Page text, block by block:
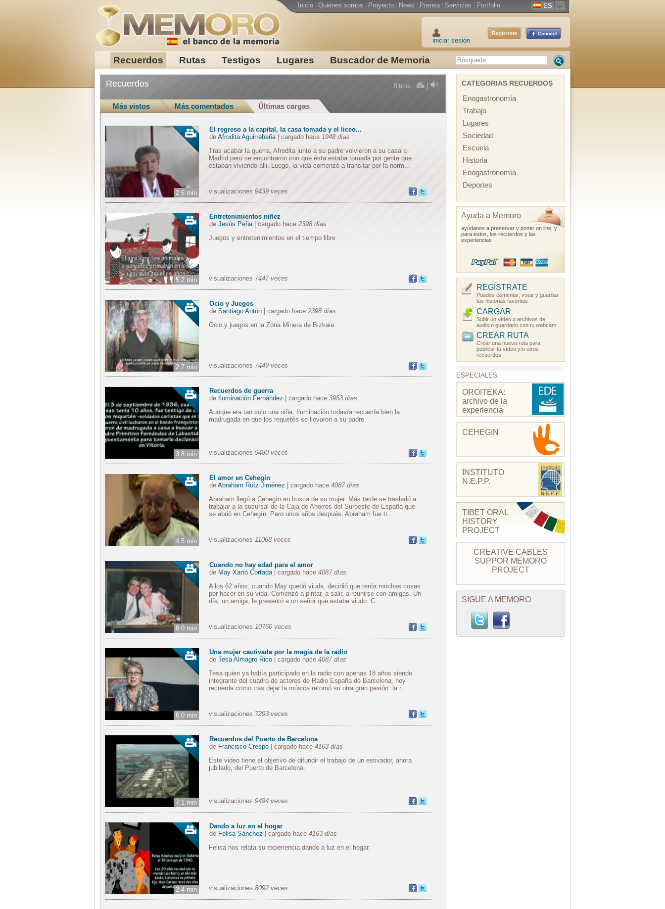
Recuerdos Rutas Testigos Lugares Buscador de Memoria
Inicio Quiénes somos Proyecto News Prensa Servicios Portfolio ES
iniciar sesión
Regístrate
Recuerdos filtros : |
Más vistos Más comentados Últimas cargas
2.6 min
El regreso a la capital, la casa tomada y el liceo...
de Afrodita Aguirrebeña| cargado hace 1948 días
Tras acabar la guerra, Afrodita junto a su padre volvieron a su casa a
Madrid pero se encontraron con que ésta estaba tomada por gente que
estaban viviendo alli. Luego, la vida comenzó a transitar por la norm...
visualizaciones 9439 veces
5.2 min
Entretenimientos niñez
de Jesús Peña| cargado hace 2398 días
Juegos y entretenimientos en el tiempo libre
visualizaciones 7447 veces
2.7 min
Ocio y Juegos
de Santiago Antón| cargado hace 2398 días
Ocio y juegos en la Zona Minera de Bizkaia
visualizaciones 7449 veces
3.8 min
Recuerdos de guerra
de
Iluminación Fernández | cargado hace 3953 días
Aunque era tan solo una niña, Iluminación todavía recuerda bien la
madrugada en que los requetés se llevaron a su padre.
visualizaciones 9480 veces
4.5 min
El amor en Cehegín
de Abraham Ruíz Jiménez | cargado hace 4087 días
Abraham llegó a Cehegín en busca de su mujer. Más tarde se trasladó a
trabajar a la sucursal de la Caja de Ahorros del Suroeste de España que
se abrió en Cehegín. Pero unos años después, Abraham fue tr...
visualizaciones 11068 veces
8.0 min
Cuando no hay edad para el amor
de May Xartó Cortada| cargado hace 4087 días
A los 62 años, cuando May quedó viuda, decidió que tenía muchas cosas
por hacer en su vida. Comenzó a pintar, a salir, a reunirse con amigas. Un
día, un amiga, le presentó a un señor que estaba viudo. C...
visualizaciones 10760 veces
6.0 min
Una mujer cautivada por la magia de la radio
de Tesa Almagro Rico| cargado hace 4087 días
Tesa quien ya había participado en la radio con apenas 18 años siendo
integrante del cuadro de actores de Radio España de Barcelona, hoy
recuerda como tras dejar la música retomó su otra gran pasión: la r...
visualizaciones 7293 veces
7.1 min
Recuerdos del Puerto de Barcelona
de Francisco Crespo| cargado hace 4163 días
Este video tiene el objetivo de difundir el trabajo de un estivador, ahora
jubilado, del Puerto de Barcelona.
visualizaciones 9494 veces
2.4 min
Dando a luz en el hogar
de Felisa Sánchez | cargado hace 4163 días
Felisa nos relata su experiencia dando a luz en el hogar.
visualizaciones 8092 veces
CATEGORIAS RECUERDOS
Enogastronomía
Trabajo
Lugares
Sociedad
Escuela
Historia
Enogastronomía
Deportes
Ayuda a Memoro
ayúdanos a preservar y poner on line, y
para todos, los recuerdos y las
experiencias
REGÍSTRATE
Puedes comentar, votar y guardar
tus historias favoritas
CARGAR
Subir un vídeo o archivos de
audio o guardarlo con tu webcam
CREAR RUTA
Crear una nueva ruta para
publicar tu vídeo y/o otros
recuerdos
ESPECIALES
OROITEKA:
archivo de la
experiencia
CEHEGIN
INSTITUTO
N.E.P.P.
TIBET ORAL
HISTORY
PROJECT
CREATIVE CABLES
SUPPOR MEMORO
PROJECT
SIGUE A MEMORO